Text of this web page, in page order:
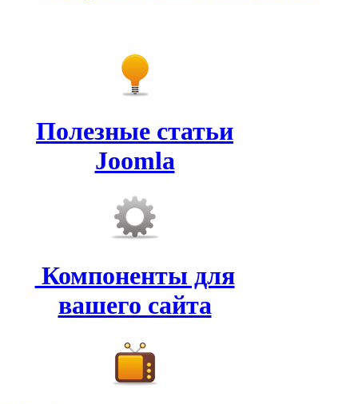
Полезные статьи
Joomla
Компоненты для
вашего сайта